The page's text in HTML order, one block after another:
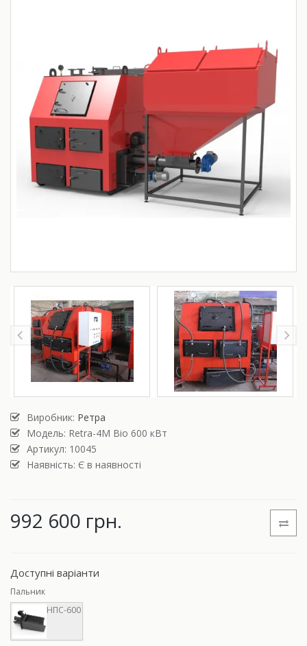
Виробник: Ретра
Модель: Retra-4М Bio 600 кВт
Артикул: 10045
Наявність: Є в наявності
992 600 грн.
Доступні варіанти
Пальник
НПС-600